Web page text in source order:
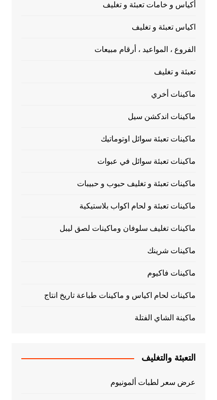
أكياس و خامات تعبئة و تغليف
اكياس تعبئة و تغليف
الفروع ، المواعيد ، أرقام مبيعات
تعبئة و تغليف
ماكينات أخري
ماكينات اندكشن سيل
ماكينات تعبئة سوائل اوتوماتيك
ماكينات تعبئة سوائل في عبوات
ماكينات تعبئة و تغليف حبوب و حبيبات
ماكينات تعبئة و لحام اكواب بلاستيكية
ماكينات تغليف سلوفان وماكينات لصق ليبل
ماكينات شرينك
ماكينات فاكيوم
ماكينات لحام اكياس و ماكينات طباعة تاريخ انتاج
ماكينة الشاي الفتلة
التعبئة والتغليف
عرض سعر لطبات ألمونيوم